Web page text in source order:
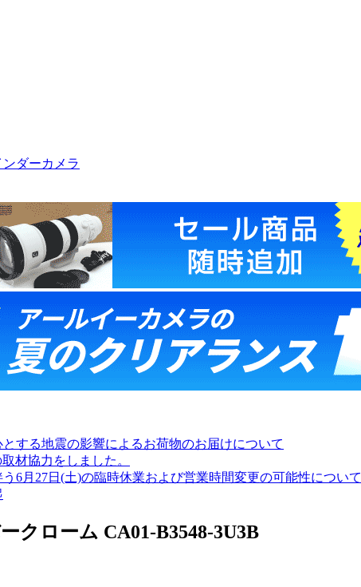
ダーカメラ
とする地震の影響によるお荷物のお届けについて
材協力をしました。
う6月27日(土)の臨時休業および営業時間変更の可能性について
クローム CA01-B3548-3U3B